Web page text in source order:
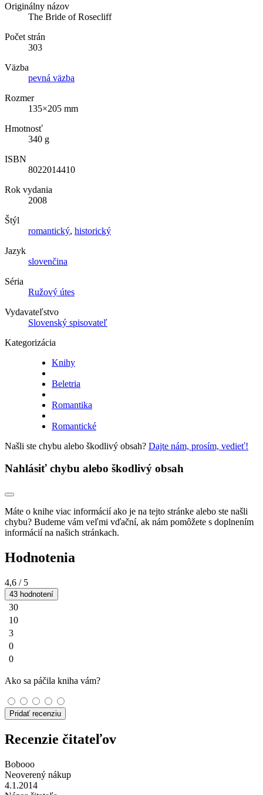
Originálny názov
The Bride of Rosecliff
Počet strán
303
Väzba
pevná väzba
Rozmer
135×205 mm
Hmotnosť
340 g
ISBN
8022014410
Rok vydania
2008
Štýl
romantický, historický
Jazyk
slovenčina
Séria
Ružový útes
Vydavateľstvo
Slovenský spisovateľ
Kategorizácia
Knihy
Beletria
Romantika
Romantické
Našli ste chybu alebo škodlivý obsah? Dajte nám, prosím, vedieť!
Nahlásiť chybu alebo škodlivý obsah
Máte o knihe viac informácií ako je na tejto stránke alebo ste našli
chybu? Budeme vám veľmi vďační, ak nám pomôžete s doplnením
informácií na našich stránkach.
Hodnotenia
4,6 / 5
43 hodnotení
30
10
3
0
0
Ako sa páčila kniha vám?
Pridať recenziu
Recenzie čitateľov
Bobooo
Neoverený nákup
4.1.2014